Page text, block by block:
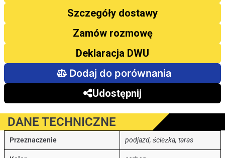
Szczegóły dostawy
Zamów rozmowę
Deklaracja DWU
Dodaj do porównania
Udostępnij
DANE TECHNICZNE
Przeznaczenie podjazd, ścieżka, taras